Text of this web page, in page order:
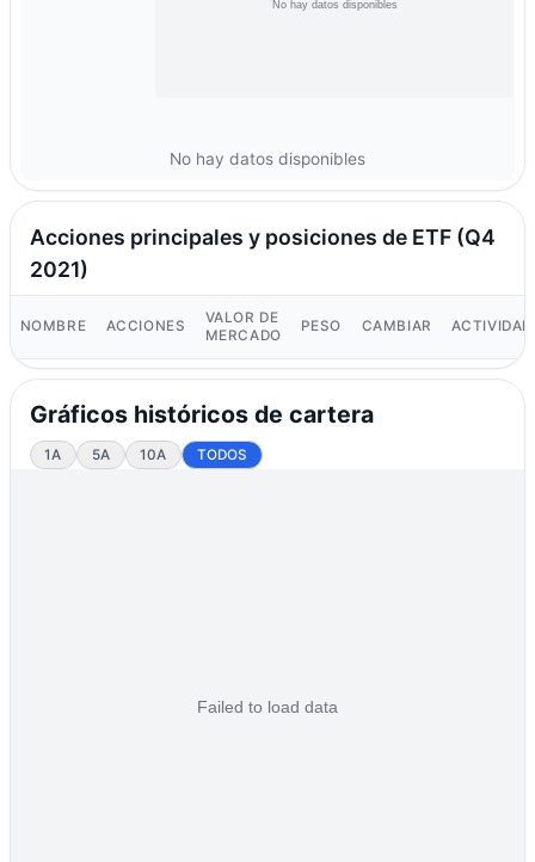
No hay datos disponibles
Acciones principales y posiciones de ETF (Q4
2021)
NOMBRE ACCIONES
VALOR DE
MERCADO
PESO CAMBIAR ACTIVIDAD
Gráficos históricos de cartera
1A 5A 10A TODOS